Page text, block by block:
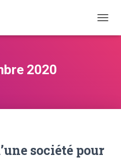
LA
2020
société pour